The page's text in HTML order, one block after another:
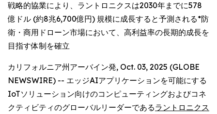
戦略的協業により、ラントロニクスは2030年までに578
億ドル (約8兆6,700億円) 規模に成長すると予測される*防
衛・商用ドローン市場において、高利益率の長期的成長を
目指す体制を確立
カリフォルニア州アーバイン発, Oct. 03, 2025 (GLOBE
NEWSWIRE) -- エッジAIアプリケーションを可能にする
IoTソリューション向けのコンピューティングおよびコネ
クティビティのグローバルリーダーであるラントロニクス